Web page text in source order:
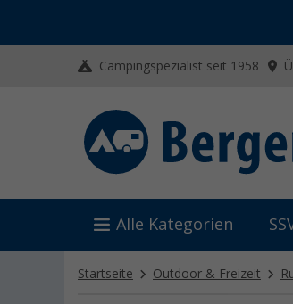
Campingspezialist seit 1958
Alle Kategorien
Startseite Outdoor & Freizeit